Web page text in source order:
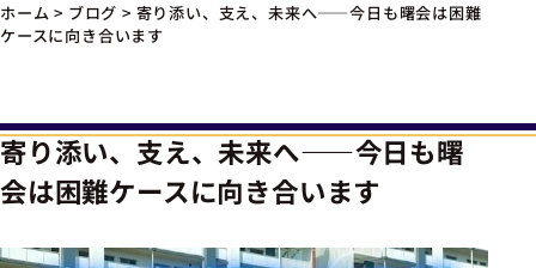
ホーム > ブログ > 寄り添い、支え、未来へ――今日も曙会は困難
ケースに向き合います
寄り添い、支え、未来へ――今日も曙
会は困難ケースに向き合います